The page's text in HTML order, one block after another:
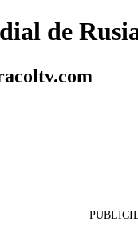
de